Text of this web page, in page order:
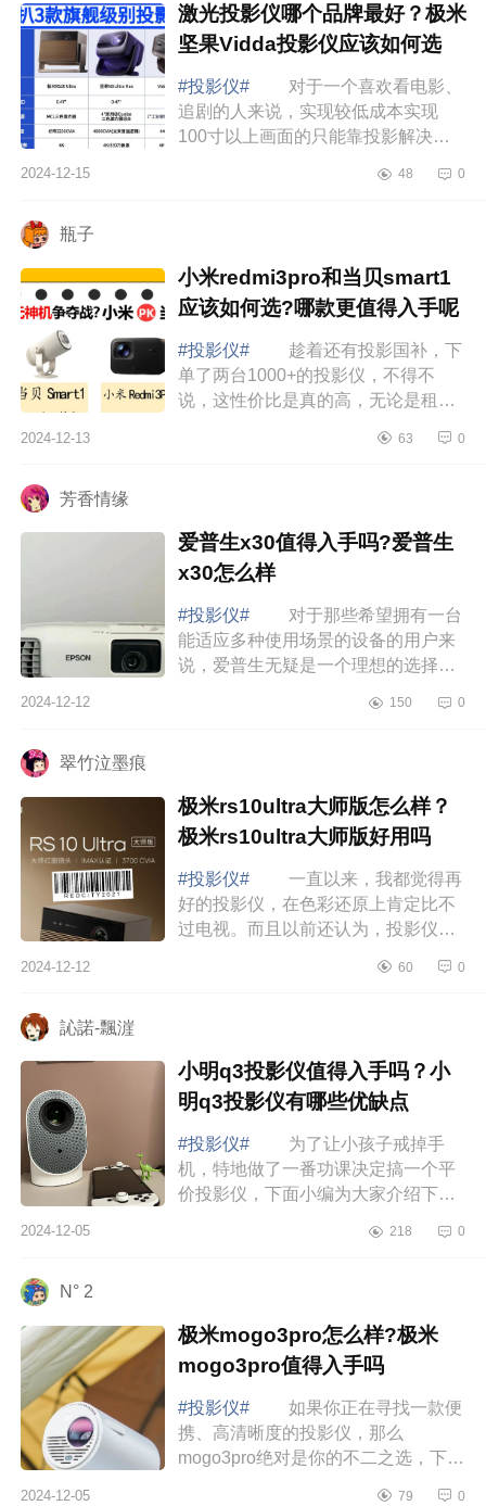
激光投影仪哪个品牌最好？极米
坚果Vidda投影仪应该如何选
#投影仪#
对于一个喜欢看电影、
追剧的人来说，实现较低成本实现
100寸以上画面的只能靠投影解决，
仪无疑是比较理想的选择。下面小编
2024-12-15 48 0
瓶子
小米redmi3pro和当贝smart1
应该如何选?哪款更值得入手呢
#投影仪#
趁着还有投影国补，下
单了两台1000+的投影仪，不得不
说，这性价比是真的高，无论是租房
下面小编为大家介绍下小米redmi3pro
2024-12-13 63 0
芳香情缘
爱普生x30值得入手吗?爱普生
x30怎么样
#投影仪#
对于那些希望拥有一台
能适应多种使用场景的设备的用户来
说，爱普生无疑是一个理想的选择，
入手吗?爱普生x30怎么样 爱普生
2024-12-12 150 0
翠竹泣墨痕
极米rs10ultra大师版怎么样？
极米rs10ultra大师版好用吗
#投影仪#
一直以来，我都觉得再
好的投影仪，在色彩还原上肯定比不
过电视。而且以前还认为，投影仪只
的，但我又实在喜欢大屏，所以就入
2024-12-12 60 0
訫諾-飄漄
小明q3投影仪值得入手吗？小
明q3投影仪有哪些优缺点
#投影仪#
为了让小孩子戒掉手
机，特地做了一番功课决定搞一个平
价投影仪，下面小编为大家介绍下小
仪有哪些优缺点 小明q3投影仪值
2024-12-05 218 0
N° 2
极米mogo3pro怎么样?极米
mogo3pro值得入手吗
#投影仪#
如果你正在寻找一款便
携、高清晰度的投影仪，那么
mogo3pro绝对是你的不二之选，下面
2024-12-05 79 0